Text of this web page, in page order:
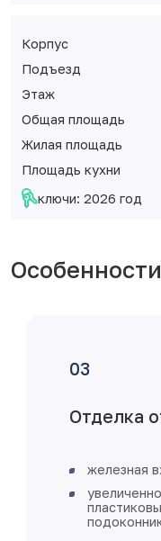
Корпус
Подъезд
Этаж
Общая площадь
Жилая площадь
Площадь кухни
ключи: 2026 год
Особенности